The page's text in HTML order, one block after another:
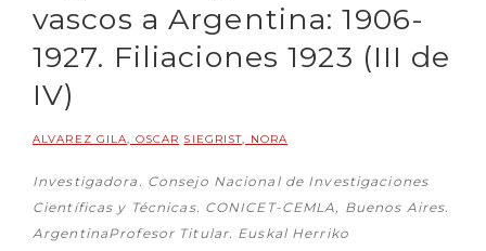
vascos a Argentina: 1906-
1927. Filiaciones 1923 (III de
IV)
ALVAREZ GILA, OSCAR SIEGRIST, NORA
Investigadora. Consejo Nacional de Investigaciones
Científicas y Técnicas. CONICET-CEMLA, Buenos Aires.
ArgentinaProfesor Titular. Euskal Herriko